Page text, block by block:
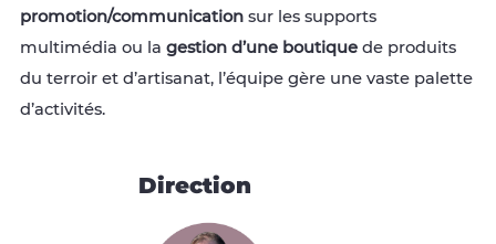
promotion/communicationsur les supports
multimédia ou la gestion d’une boutique de produits
du terroir et d’artisanat, l’équipe gère une vaste palette
d’activités.
Direction